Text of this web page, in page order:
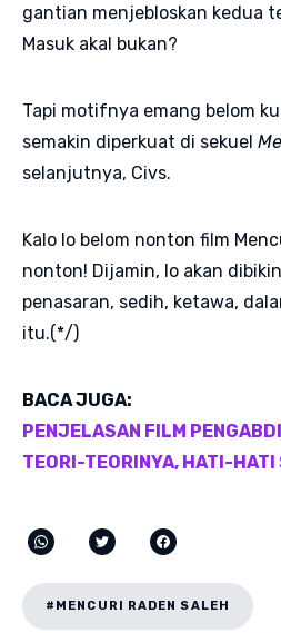
gantian menjebloskan kedua
Masuk akal bukan?
Tapi motifnya emang belom
semakin diperkuat di sekuel
selanjutnya, Civs.
Kalo lo belom nonton film
nonton! Dijamin, lo akan
penasaran, sedih, ketawa,
itu.(*/)
BACA JUGA:
PENJELASAN FILM
TEORI-TEORINYA, HATI-HATI
#MENCURI RADEN SALEH